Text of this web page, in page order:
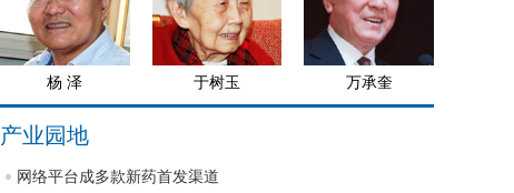
杨 泽 于树玉 万承奎
产业园地
网络平台成多款新药首发渠道